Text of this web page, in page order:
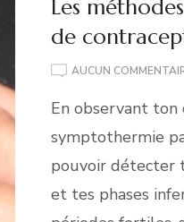
Les
de
AUCUN
En observant ton
symptothermie
pouvoir détecter
et tes phases